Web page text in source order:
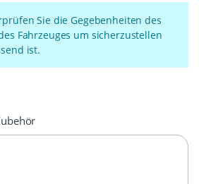
Sie die Gegebenheiten des
Fahrzeuges um sicherzustellen
ist.